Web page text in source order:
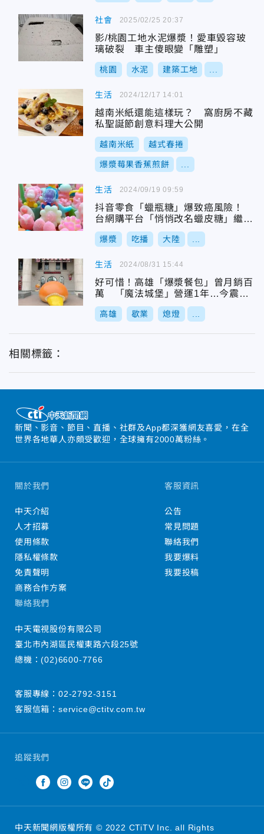
社會
影/桃園工地水泥爆漿！愛車毀容玻
璃破裂 車主傻眼變「雕塑」
桃園 水泥 建築工地
2025/02/25 20:37
生活
越南米紙還能這樣玩？ 窩廚房不藏
私聖誕節創意料理大公開
越南米紙 越式春捲
爆漿莓果香蕉煎餅
2024/12/17 14:01
生活
抖音零食「蠟瓶糖」爆致癌風險！
台網購平台「悄悄改名蠟皮糖」繼續
賣
爆漿 吃播 大陸
2024/09/19 09:59
生活
好可惜！高雄「爆漿餐包」曾月銷百
萬 「魔法城堡」營運1年…今震撼
閉園
高雄 歇業 熄燈
2024/08/31 15:44
相關標籤：
新聞、影音、節目、直播、社群及App都深獲網友喜愛，在全
世界各地華人亦頗受歡迎，全球擁有2000萬粉絲。
追蹤我們
關於我們
中天介紹
人才招募
使用條款
隱私權條款
免責聲明
商務合作方案
客服資訊
公告
常見問題
聯絡我們
我要爆料
我要投稿
聯絡我們
中天電視股份有限公司
臺北市內湖區民權東路六段25號
總機：(02)6600-7766
客服專線： 02-2792-3151
客服信箱： service@ctitv.com.tw
中天新聞網版權所有 © 2022 CTiTV Inc. all Rights